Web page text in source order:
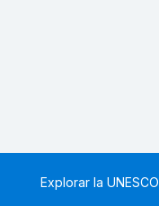
Explorar la UNESCO